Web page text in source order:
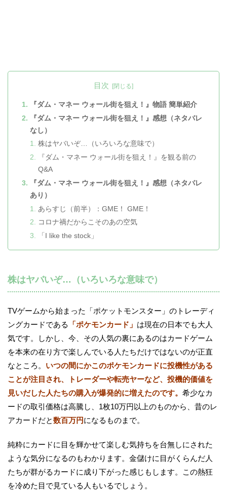
目次
『ダム・マネー ウォール街を狙え！』物語 簡単紹介
『ダム・マネー ウォール街を狙え！』感想（ネタバレ
なし）
株はヤバいぞ…（いろいろな意味で）
『ダム・マネー ウォール街を狙え！』を観る前の
Q&A
『ダム・マネー ウォール街を狙え！』感想（ネタバレ
あり）
あらすじ（前半）：GME！ GME！
コロナ禍だからこそのあの空気
「I like the stock」
株はヤバいぞ…（いろいろな意味で）
TVゲームから始まった「ポケットモンスター」のトレーディ
ングカードである
「ポケモンカード」 は現在の日本でも大人
気です。しかし、今、その人気の裏にあるのはカードゲーム
を本来の在り方で楽しんでいる人たちだけではないのが正直
なところ。 いつの間にかこのポケモンカードに投機性がある
ことが注目され、トレーダーや転売ヤーなど、投機的価値を
見いだした人たちの購入が爆発的に増えたのです。 希少なカ
ードの取引価格は高騰し、1枚10万円以上のものから、昔のレ
アカードだと数百万円になるものまで。
純粋にカードに目を輝かせて楽しむ気持ちを台無しにされた
ような気分になるのもわかります。金儲けに目がくらんだ人
たちが群がるカードに成り下がった感じもします。この熱狂
を冷めた目で見ている人もいるでしょう。